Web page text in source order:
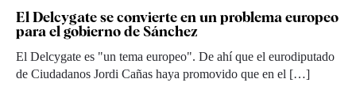
El Delcygate se convierte en un problema europeo
para el gobierno de Sánchez
El Delcygate es "un tema europeo". De ahí que el eurodiputado
de Ciudadanos Jordi Cañas haya promovido que en el […]